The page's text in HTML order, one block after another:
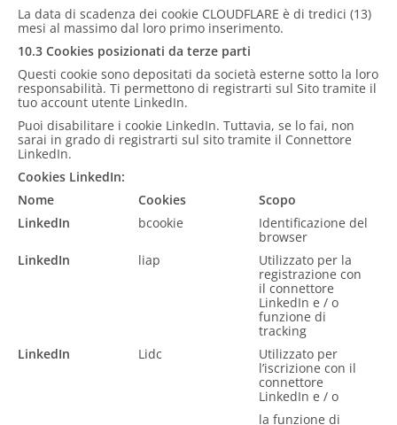
La data di scadenza dei cookie CLOUDFLARE è di tredici (13)
mesi al massimo dal loro primo inserimento.
10.3 Cookies posizionati da terze parti
Questi cookie sono depositati da società esterne sotto la loro
responsabilità. Ti permettono di registrarti sul Sito tramite il
tuo account utente LinkedIn.
Puoi disabilitare i cookie LinkedIn. Tuttavia, se lo fai, non
sarai in grado di registrarti sul sito tramite il Connettore
LinkedIn.
Cookies LinkedIn:
Nome
Cookies
Scopo
LinkedIn
bcookie
Identificazione del
browser
LinkedIn
liap
Utilizzato per la
registrazione con
il connettore
LinkedIn e / o
funzione di
tracking
LinkedIn
Lidc
Utilizzato per
l’iscrizione con il
connettore
LinkedIn e / o
la funzione di